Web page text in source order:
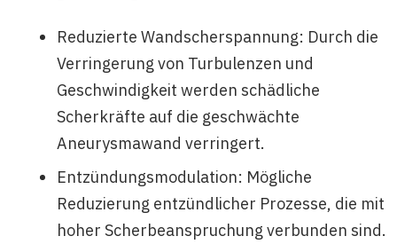
Reduzierte Wandscherspannung: Durch die
Verringerung von Turbulenzen und
Geschwindigkeit werden schädliche
Scherkräfte auf die geschwächte
Aneurysmawand verringert.
Entzündungsmodulation: Mögliche
Reduzierung entzündlicher Prozesse, die mit
hoher Scherbeanspruchung verbunden sind.